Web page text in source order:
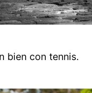
bien con tennis.